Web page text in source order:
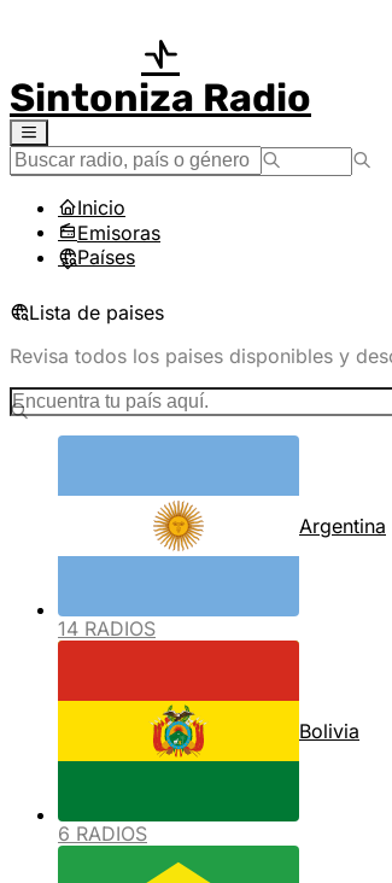
Sintoniza Radio
Inicio
Emisoras
Países
Lista de paises
Revisa todos los paises disponibles y
Argentina
14 RADIOS
Bolivia
6 RADIOS